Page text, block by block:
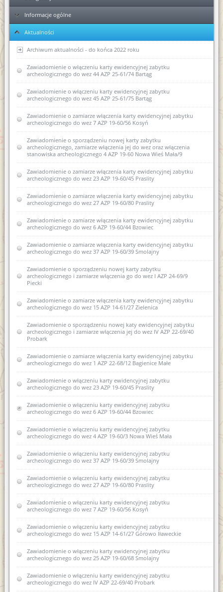
Ełk
Elbląg
Informacje ogólne
KPA - sposób postępowania podczas przyjmowania dokumentów
Ponowne wykorzystanie informacji publicznej
Kolejność rozpatrywania spraw
Skargi i wnioski
Regulaminy Urzędu
Regulamin Organizacyjny WUOZ w Olsztynie
Statut prawny
Majątek
Podstawa prawna
USTAWA o ochronie zabytków i opiece nad zabytkami (Dz.U.
2003 nr 162, poz. 1568)
USTAWA z dnia 16 kwietnia 2004 r o ochronie przyrody (Dz. U.
Nr 92, poz. 880)
USTAWA z dnia 27 marca 2003 r. o planowaniu i
zagospodarowaniu przestrzennym (Dz. U. z dnia 10 maja 2003
r.)
Rozporządzenie w sprawie oraganizacji wojewódzkich urzędów
ochrony zabytków (Dz.U. z 2004r. nr 75 poz 706)
USTAWA z dnia 29 stycznia 2004 r Prawo zamówień publicznych
(Dz. U. Nr 113, poz. 759 ze zm.)
USTAWA z dnia 7 lipca 1994 r. Prawo budowlane (Dz. U. Nr 89,
poz. 414 ze zm.)
Wykaz stanowisk WUOZ i kontakty
Elektroniczna Skrzynka Podawcza - składanie pism i wniosków
drogą elektroniczną
Kierownictwo jednostki
DEKLARACJA DOSTĘPNOŚCI
Aktualności
Archiwum aktualności - do końca 2022 roku
Zawiadomienie o wszczęciu postępowania administracyjnego w
sprawie wpisania do rejestru zabytków dawnych koszar
piechoty w Biskupcu
Zawiadomienie o zamiarze sporządzenia nowej karty
ewidencyjnej zabytku archeologicznego ujętego w
wojewódzkiej ewidencji zabytków II AZP 22-62/4
Pozwolenie w sprawie powierzchniowych badań
archeologicznych
Zmiany w Kodeksie postępowania administracyjnego
(poradnik)
Wycinka drzew od 1 stycznia 2017 r
Współpraca Generalnego Konserwatora Zabytków i Głównego
Konserwatora Przyrody
Obowiązki właścicieli i posiadaczy zabytków
Współczesne metody konserwacji budownictwa
zabytkowego - termomodernizacja
Porozumienie z dnia 28 sierpnia 2014r.
Zawiadomienie o wydaniu decyzji w sprawie wpisania do
rejestru dawnych koszar piechoty w Biskupcu
Kwalifikacje osób prowadzących prace przy zabytkach
Akty prawne regulujące prowadzenie prac przy zabytkach
wpisanych do rejestru zabytków
Decyzja w sprawie wpisu do rejestru zabytków województwa
warmińsko-mazurskiego elementów komponowanej zieleni
Śródmieścia Olsztyna
Zawiadomienie o wszczęciu postępowania administracyjnego
dotyczącego badań AZP w obr. Pomnik gm Korsze oraz w obr.
Równina Dolna gm. Korsze
Zawiadomienie o włączeniu karty ewidencyjnej zabytku do
wojewódzkiej ewidencji zabytków - XLIII AZP16-51/38
Zawiadomienie o zamiarze włączenia karty ewidencyjnej
zabytku archeologicznego do wojewódzkiej ewidencji
zabytków 9 AZP 23-62/25
Zawiadomienie o zamiarze włączenia karty ewidencyjnej
zabytku archeologicznego do wojewódzkiej ewidencji
zabytków 7 AZP 19-68/54 Swięta Lipka
Zawiadomienie o sporządzeniu nowej karty ewidencyjnej
zabytku archeologicznego lądowego 2 AZP 22-62/4 Barczewko
Zawiadomienie o zamiarze włączenia karty ewidencyjnej
zabytku archeologicznego lądowego do Wojewódzkiej
ewidencji zabytków 9 AZP 23-62/25 Łęgajny
Zawiadomienie o zamiarze sporządzenia nowej karty
ewidencyjnej zabytku archeologicznego lądowego w
wojewódzkiej ewidencji zabytków nr 2 AZP 20-67/12 w obrębie
Samławki
Zawiadomienie o zamiarze sporządzenia nowej karty
ewidencyjnej zabytku archeologicznego lądowego w
wojewódzkiej ewidencji zabytków 2 AZP 23-70/1 Kosewo
Zawiadomienie o włączeniu karty ewidencyjnej zabytku
archeologicznego do wez 44 AZP 25-61/74 Bartąg
Zawiadomienie o włączeniu karty ewidencyjnej zabytku
archeologicznego do wez 45 AZP 25-61/75 Bartąg
Zawiadomienie o zamiarze włączenia karty ewidencyjnej zabytku
archeologicznego do wez 7 AZP 19-60/56 Kosyń
Zawiadomienie o sporządzeniu nowej karty zabytku
archeologicznego, zamiarze włączenia jej do wez oraz włączenia
stanowiska archeologicznego 4 AZP 19-60 Nowa Wieś Mała/9
Zawiadomienie o zamiarze włączenia karty ewidencyjnej zabytku
archeologicznego do wez 23 AZP 19-60/45 Praslity
Zawiadomienie o zamiarze włączenia karty ewidencyjnej zabytku
archeologicznego do wez 27 AZP 19-60/80 Praslity
Zawiadomienie o zamiarze włączenia karty ewidencyjnej zabytku
archeologicznego do wez 6 AZP 19-60/44 Bzowiec
Zawiadomienie o zamiarze włączenia karty ewidencyjnej zabytku
archeologicznego do wez 37 AZP 19-60/39 Smolajny
Zawiadomienie o sporządzeniu nowej karty zabytku
archeologicznego i zamiarze włączenia go do wez I AZP 24-69/9
Piecki
Zawiadomienie o zamiarze włączenia karty ewidencyjnej zabytku
archeologicznego do wez 15 AZP 14-61/27 Zielenica
Zawiadomienie o sporządzeniu nowej katy ewidencyjnej zabytku
archeologicznego i zamiarze włączenia jej do wez IV AZP 22-69/40
Probark
Zawiadomienie o zamiarze włączenia karty ewidencyjnej zabytku
archeologicznego do wez 1 AZP 22-68/12 Bagienice Małe
Zawiadomienie o włączeniu karty ewidencyjnej zabytku
archeologicznego do wez 23 AZP 19-60/45 Praslity
Zawiadomienie o włączeniu karty ewidencyjnej zabytku
archeologicznego do wez 6 AZP 19-60/44 Bzowiec
Zawiadomienie o włączeniu karty ewidencyjnej zabytku
archeologicznego do wez 4 AZP 19-60/3 Nowa Wieś Mała
Zawiadomienie o włączeniu karty ewidencyjnej zabytku
archeologicznego do wez 37 AZP 19-60/39 Smolajny
Zawiadomienie o włączeniu karty ewidencyjnej zabytku
archeologicznego do wez 27 AZP 19-60/80 Praslity
Zawiadomienie o włączeniu karty ewidencyjnej zabytku
archeologicznego do wez 7 AZP 19-60/56 Kosyń
Zawiadomienie o włączeniu karty ewidencyjnej zabytku
archeologicznego do wez 15 AZP 14-61/27 Górowo Iławeckie
Zawiadomienie o włączeniu karty ewidencyjnej zabytku
archeologicznego do wez 25 AZP 19-60/68 Smolajny
Zawiadomienie o włączeniu karty ewidencyjnej zabytku
archeologicznego do wez IV AZP 22-69/40 Probark